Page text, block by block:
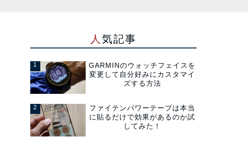
人気記事
GARMINのウォッチフェイスを
変更して自分好みにカスタマイ
ズする方法
ファイテンパワーテープは本当
に貼るだけで効果があるのか試
してみた！